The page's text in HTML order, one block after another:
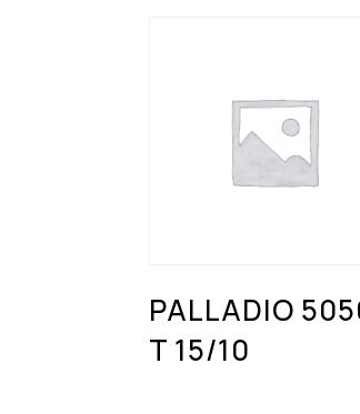
PALLADIO
T 15/10